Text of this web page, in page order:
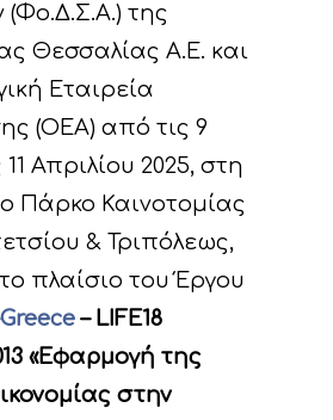
της
Θεσσαλίας Α.Ε. και
Εταιρεία
(ΟΕΑ) από τις 9
Απριλίου 2025, στη
Πάρκο Καινοτομίας
& Τριπόλεως,
πλαίσιο του Έργου
– LIFE18
«Εφαρμογή της
στην